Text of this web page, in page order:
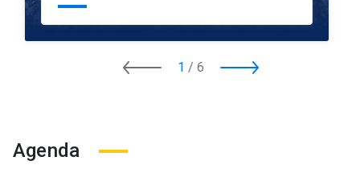
1 / 6
Agenda